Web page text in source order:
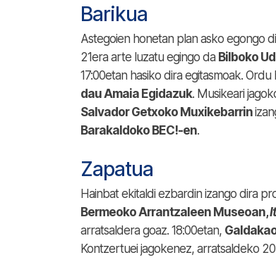
Barikua
Astegoien honetan plan asko egongo
21era arte luzatu egingo da Bilboko
17:00etan hasiko dira egitasmoak.
dau Amaia Egidazuk. Musikeari
Salvador Getxoko Muxikebarrin
Barakaldoko BEC!-en.
Zapatua
Hainbat ekitaldi ezbardin izango dira
Bermeoko Arrantzaleen Museoan,
arratsaldera goaz. 18:00etan,
Kontzertuei jagokenez, arratsaldeko